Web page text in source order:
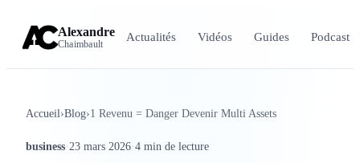
Alexandre
Chaimbault
Actualités Vidéos Guides Podcast
Accueil›Blog›1 Revenu = Danger Devenir Multi Assets
business·23 mars 2026·4 min de lecture